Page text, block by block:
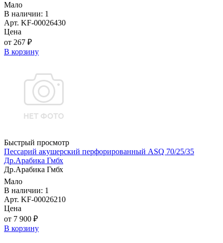
Мало
В наличии: 1
Арт. KF-00026430
Цена
от 267 ₽
В корзину
Быстрый просмотр
Пессарий акушерский перфорированный ASQ 70/25/35
Др.Арабика Гмбх
Др.Арабика Гмбх
Мало
В наличии: 1
Арт. KF-00026210
Цена
от 7 900 ₽
В корзину